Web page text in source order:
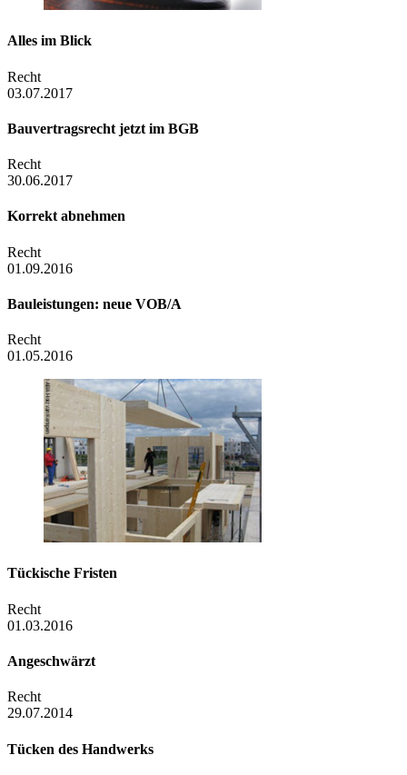
Alles im Blick
Recht
03.07.2017
Bauvertragsrecht jetzt im BGB
Recht
30.06.2017
Korrekt abnehmen
Recht
01.09.2016
Bauleistungen: neue VOB/A
Recht
01.05.2016
Tückische Fristen
Recht
01.03.2016
Angeschwärzt
Recht
29.07.2014
Tücken des Handwerks